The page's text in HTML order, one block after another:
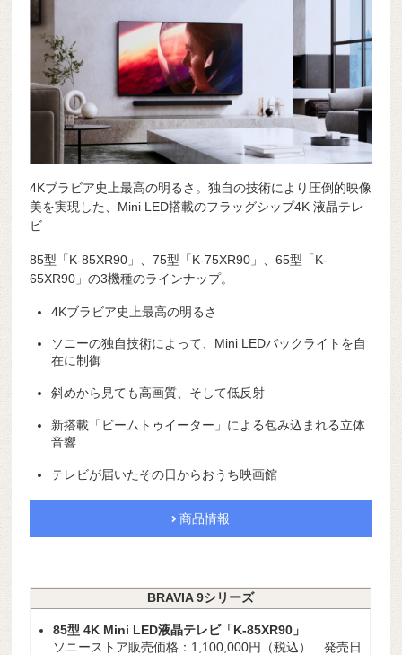
4Kブラビア史上最高の明るさ。独自の技術により圧倒的映像
美を実現した、Mini LED搭載のフラッグシップ4K 液晶テレ
ビ
85型「K-85XR90」、75型「K-75XR90」、65型「K-
65XR90」の3機種のラインナップ。
4Kブラビア史上最高の明るさ
ソニーの独自技術によって、Mini LEDバックライトを自
在に制御
斜めから見ても高画質、そして低反射
新搭載「ビームトゥイーター」による包み込まれる立体
音響
テレビが届いたその日からおうち映画館
商品情報
BRAVIA 9シリーズ
85型 4K Mini LED液晶テレビ「K-85XR90」
ソニーストア販売価格：1,100,000円（税込） 発売日